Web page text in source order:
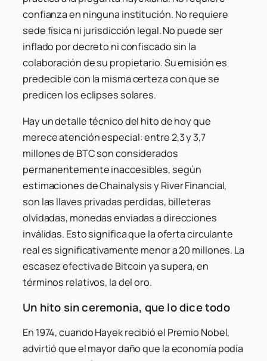
confianza en ninguna institución. No requiere
sede física ni jurisdicción legal. No puede ser
inflado por decreto ni confiscado sin la
colaboración de su propietario. Su emisión es
predecible con la misma certeza con que se
predicen los eclipses solares.
Hay un detalle técnico del hito de hoy que
merece atención especial: entre 2,3 y 3,7
millones de BTC son considerados
permanentemente inaccesibles, según
estimaciones de Chainalysis y River Financial,
son las llaves privadas perdidas, billeteras
olvidadas, monedas enviadas a direcciones
inválidas. Esto significa que la oferta circulante
real es significativamente menor a 20 millones. La
escasez efectiva de Bitcoin ya supera, en
términos relativos, la del oro.
Un hito sin ceremonia, que lo dice todo
En 1974, cuando Hayek recibió el Premio Nobel,
advirtió que el mayor daño que la economía podía